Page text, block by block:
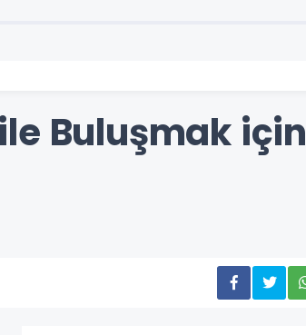
Buluşmak için